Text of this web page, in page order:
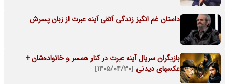
داستان غم انگیز زندگی آتقی آینه عبرت از زبان پسرش
بازیگران سریال آینه عبرت در کنار همسر و خانواده‌شان +
عکسهای دیدنی [۱۴۰۵/۰۴/۳۰]